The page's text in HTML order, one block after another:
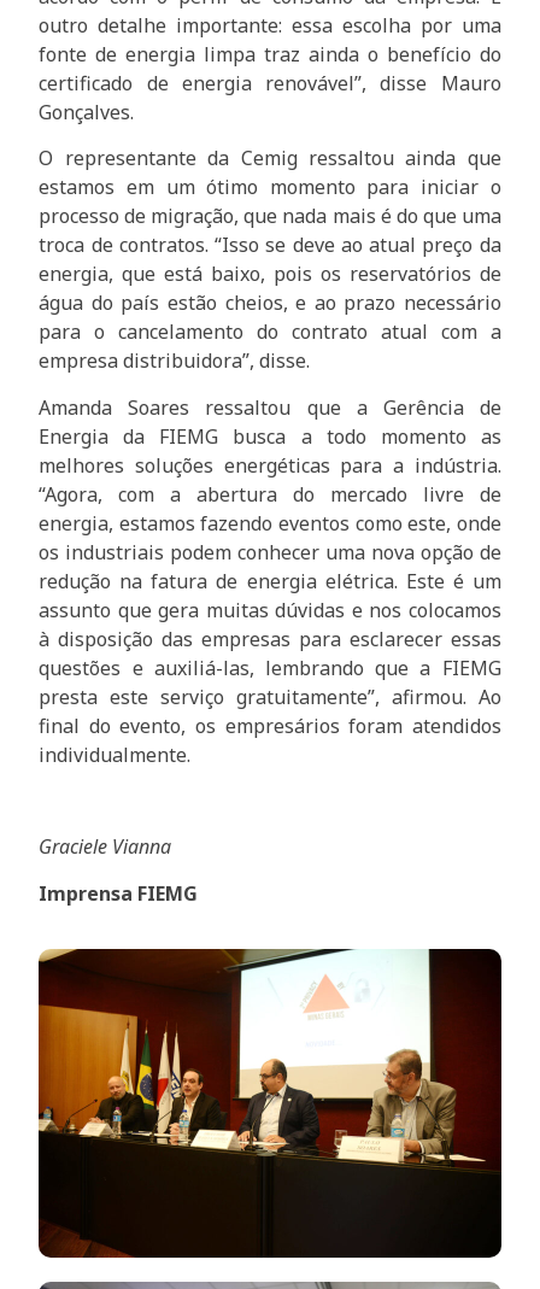
outro detalhe importante: essa escolha por uma
fonte de energia limpa traz ainda o benefício do
certificado de energia renovável”, disse Mauro
Gonçalves.
O representante da Cemig ressaltou ainda que
estamos em um ótimo momento para iniciar o
processo de migração, que nada mais é do que uma
troca de contratos. “Isso se deve ao atual preço da
energia, que está baixo, pois os reservatórios de
água do país estão cheios, e ao prazo necessário
para o cancelamento do contrato atual com a
empresa distribuidora”, disse.
Amanda Soares ressaltou que a Gerência de
Energia da FIEMG busca a todo momento as
melhores soluções energéticas para a indústria.
“Agora, com a abertura do mercado livre de
energia, estamos fazendo eventos como este, onde
os industriais podem conhecer uma nova opção de
redução na fatura de energia elétrica. Este é um
assunto que gera muitas dúvidas e nos colocamos
à disposição das empresas para esclarecer essas
questões e auxiliá-las, lembrando que a FIEMG
presta este serviço gratuitamente”, afirmou. Ao
final do evento, os empresários foram atendidos
individualmente.
Graciele Vianna
Imprensa FIEMG